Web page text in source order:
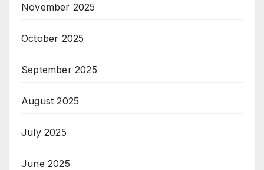
November 2025
October 2025
September 2025
August 2025
July 2025
June 2025